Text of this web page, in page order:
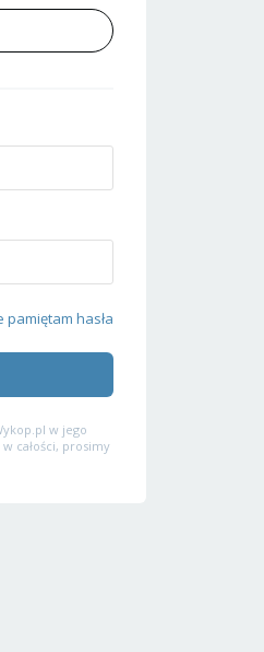
pamiętam hasła
w jego
całości, prosimy